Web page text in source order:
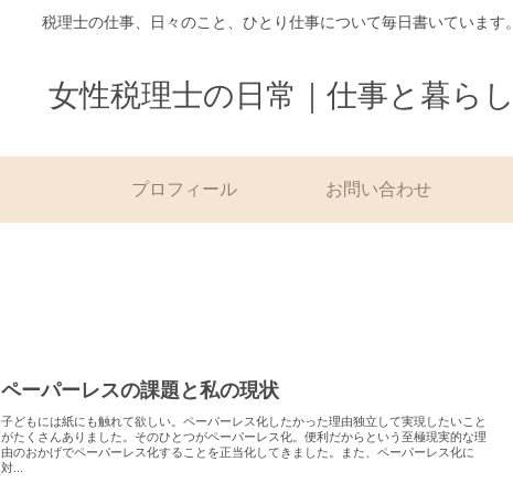
税理士の仕事、日々のこと、ひとり仕事について毎日書いています。
女性税理士の日常｜仕事と暮らし
プロフィール お問い合わせ
ペーパーレスの課題と私の現状
子どもには紙にも触れて欲しい。ペーパーレス化したかった理由独立して実現したいこと
がたくさんありました。そのひとつがペーパーレス化。便利だからという至極現実的な理
由のおかげでペーパーレス化することを正当化してきました。また、ペーパーレス化に
対...